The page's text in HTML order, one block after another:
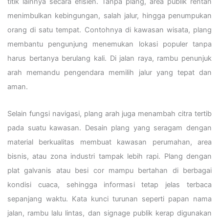
menimbulkan kebingungan, salah jalur, hingga penumpukan
orang di satu tempat. Contohnya di kawasan wisata, plang
membantu pengunjung menemukan lokasi populer tanpa
harus bertanya berulang kali. Di jalan raya, rambu penunjuk
arah memandu pengendara memilih jalur yang tepat dan
aman.
Selain fungsi navigasi, plang arah juga menambah citra tertib
pada suatu kawasan. Desain plang yang seragam dengan
material berkualitas membuat kawasan perumahan, area
bisnis, atau zona industri tampak lebih rapi. Plang dengan
plat galvanis atau besi cor mampu bertahan di berbagai
kondisi cuaca, sehingga informasi tetap jelas terbaca
sepanjang waktu. Kata kunci turunan seperti papan nama
jalan, rambu lalu lintas, dan signage publik kerap digunakan